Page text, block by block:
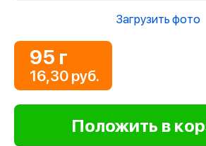
Загрузить фото
95 г
16,30 руб.